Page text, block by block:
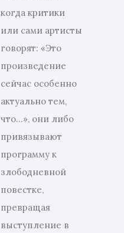
когда критики
или сами артисты
говорят: «Это
произведение
сейчас особенно
актуально тем,
что…», они либо
привязывают
программу к
злободневной
повестке,
превращая
выступление в